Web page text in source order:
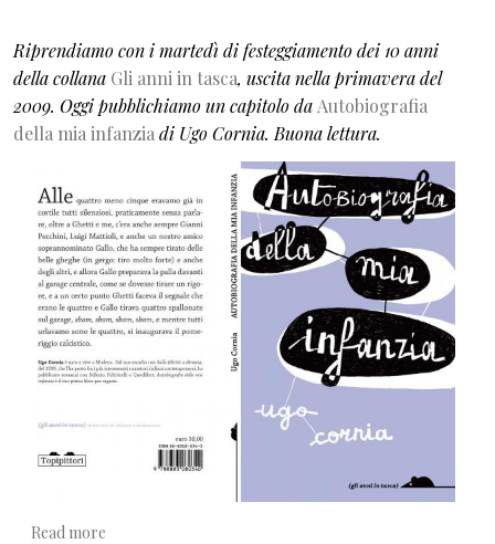
Riprendiamo con i martedì di festeggiamento dei 10 anni
della collana Gli anni in tasca, uscita nella primavera del
2009. Oggi pubblichiamo un capitolo da Autobiografia
della mia infanzia di Ugo Cornia. Buona lettura.
Read more